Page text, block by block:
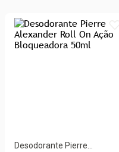
Desodorante Pierre